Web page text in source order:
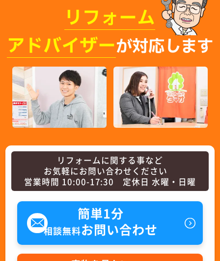
リフォーム
アドバイザーが対応します
リフォームに関する事など
お気軽にお問い合わせください
営業時間 10:00-17:30 定休日 水曜・日曜
簡単1分
相談無料お問い合わせ